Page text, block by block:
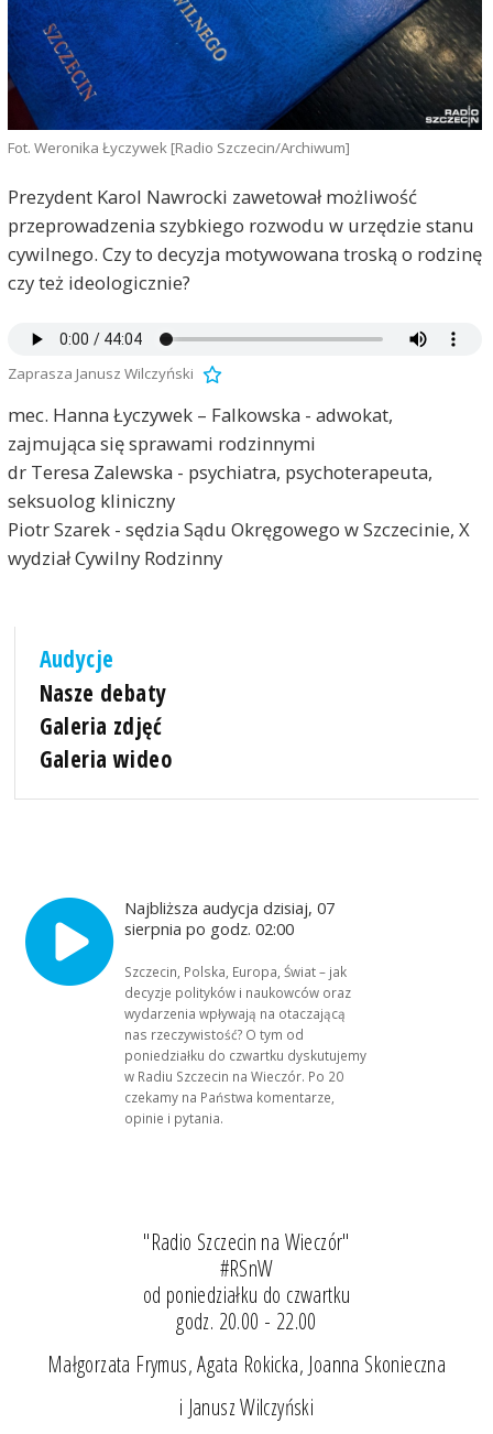
Fot. Weronika Łyczywek [Radio Szczecin/Archiwum]
Prezydent Karol Nawrocki zawetował możliwość
przeprowadzenia szybkiego rozwodu w urzędzie stanu
cywilnego. Czy to decyzja motywowana troską o rodzinę
czy też ideologicznie?
Zaprasza Janusz Wilczyński
mec. Hanna Łyczywek – Falkowska - adwokat,
zajmująca się sprawami rodzinnymi
dr Teresa Zalewska - psychiatra, psychoterapeuta,
seksuolog kliniczny
Piotr Szarek - sędzia Sądu Okręgowego w Szczecinie, X
wydział Cywilny Rodzinny
Audycje
Nasze debaty
Galeria zdjęć
Galeria wideo
Najbliższa audycja dzisiaj, 07
sierpnia po godz. 02:00
Szczecin, Polska, Europa, Świat – jak
decyzje polityków i naukowców oraz
wydarzenia wpływają na otaczającą
nas rzeczywistość? O tym od
poniedziałku do czwartku dyskutujemy
w Radiu Szczecin na Wieczór. Po 20
czekamy na Państwa komentarze,
opinie i pytania.
"Radio Szczecin na Wieczór"
#RSnW
od poniedziałku do czwartku
godz. 20.00 - 22.00
Małgorzata Frymus, Agata Rokicka, Joanna Skonieczna
i Janusz Wilczyński